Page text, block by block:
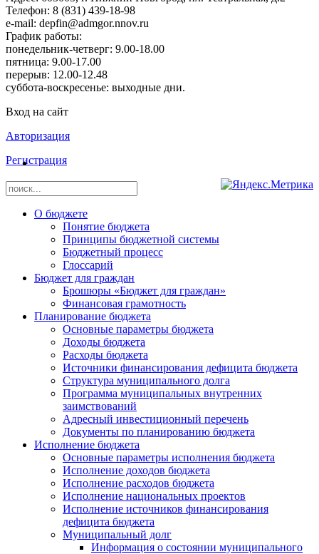
Телефон: 8 (831) 439-18-98
e-mail: depfin@admgor.nnov.ru
График работы:
понедельник-четверг: 9.00-18.00
пятница: 9.00-17.00
перерыв: 12.00-12.48
суббота-воскресенье: выходные дни.
Вход на сайт
Авторизация
Регистрация
О бюджете
Понятие бюджета
Принципы бюджетной системы
Бюджетный процесс
Глоссарий
Бюджет для граждан
Брошюры «Бюджет для граждан»
Финансовая грамотность
Планирование бюджета
Основные параметры бюджета
Доходы бюджета
Расходы бюджета
Источники финансирования дефицита бюджета
Структура муниципального долга
Программа муниципальных внутренних
заимствований
Адресный инвестиционный перечень
Документы по планированию бюджета
Исполнение бюджета
Основные параметры исполнения бюджета
Исполнение доходов бюджета
Исполнение расходов бюджета
Исполнение национальных проектов
Исполнение источников финансирования
дефицита бюджета
Муниципальный долг
Информация о состоянии муниципального